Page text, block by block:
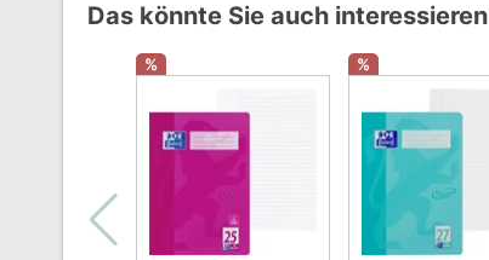
Das könnte Sie auch interessieren
% %